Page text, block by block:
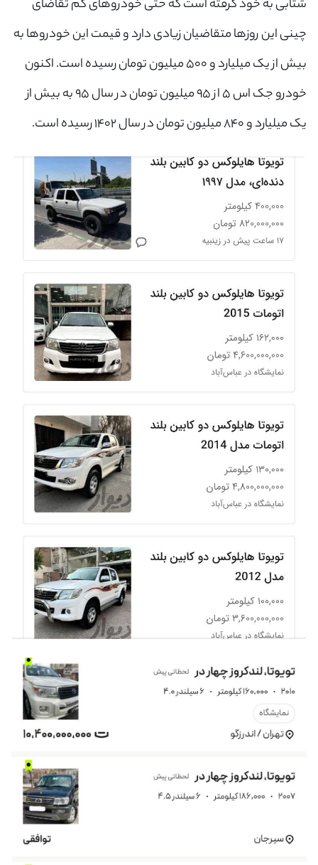
شتابی به خود گرفته است که حتی خودروهای کم تقاضای
چینی این روزها متقاضیان زیادی دارد و قیمت این خودروها به
بیش از یک میلیارد و ۵۰۰ میلیون تومان رسیده است. اکنون
خودرو جک اس ۵ از ۹۵ میلیون تومان در سال ۹۵ به بیش از
یک میلیارد و ۸۴۰ میلیون تومان در سال ۱۴۰۲ رسیده است.
ورود به حساب کاربری ×
شماره موبایل خود را وارد کنید